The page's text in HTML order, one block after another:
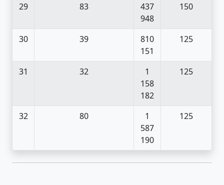
29 83
437
948
150
30 39
810
151
125
31 32
1
158
182
125
32 80
1
587
190
125